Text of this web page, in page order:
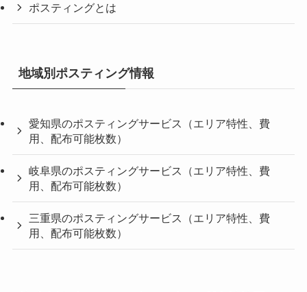
ポスティングとは
地域別ポスティング情報
愛知県のポスティングサービス（エリア特性、費
用、配布可能枚数）
岐阜県のポスティングサービス（エリア特性、費
用、配布可能枚数）
三重県のポスティングサービス（エリア特性、費
用、配布可能枚数）